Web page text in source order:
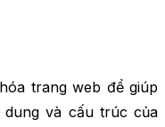
trang web để giúp
và cấu trúc của